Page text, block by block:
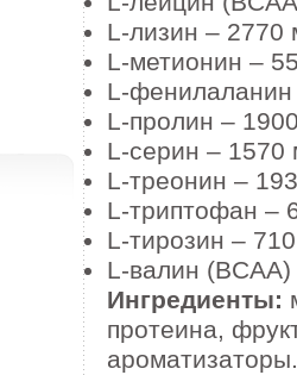
L-лизин – 2770
L-метионин –
L-фенилаланин
L-пролин –
L-серин – 1570
L-треонин –
L-триптофан –
L-тирозин –
L-валин
Ингредиенты:
протеина,
ароматизаторы.